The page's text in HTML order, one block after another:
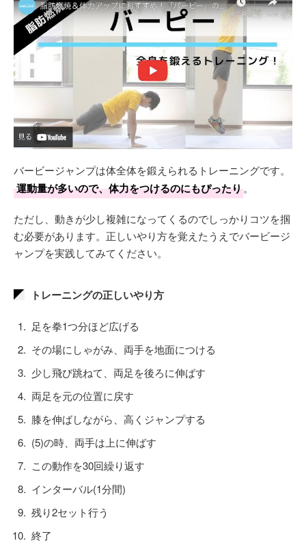
バービージャンプは体全体を鍛えられるトレーニングです。
運動量が多いので、体力をつけるのにもぴったり。
ただし、動きが少し複雑になってくるのでしっかりコツを掴
む必要があります。正しいやり方を覚えたうえでバービージ
ャンプを実践してみてください。
トレーニングの正しいやり方
足を拳1つ分ほど広げる
その場にしゃがみ、両手を地面につける
少し飛び跳ねて、両足を後ろに伸ばす
両足を元の位置に戻す
膝を伸ばしながら、高くジャンプする
(5)の時、両手は上に伸ばす
この動作を30回繰り返す
インターバル(1分間)
残り2セット行う
終了